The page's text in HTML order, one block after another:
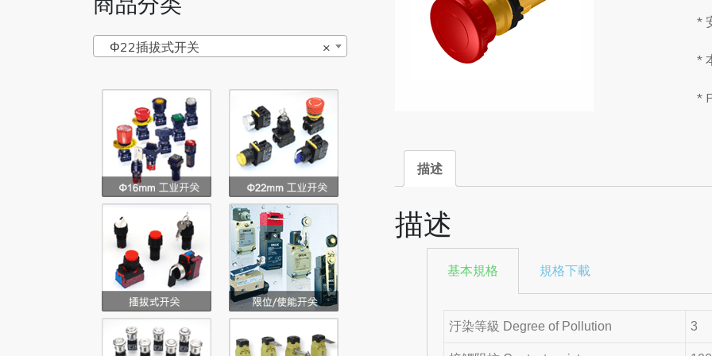
*
*
*
描述
描述
基本規格 規格下載
汙染等級 Degree of Pollution 3
×
Φ22插拔式开关